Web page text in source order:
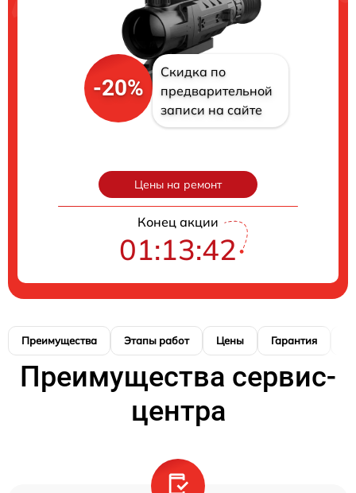
-20%
Скидка по
предварительной
записи на сайте
Цены на ремонт
Конец акции
01:13:42
Преимущества Этапы работ Цены Гарантия
Преимущества сервис-
центра